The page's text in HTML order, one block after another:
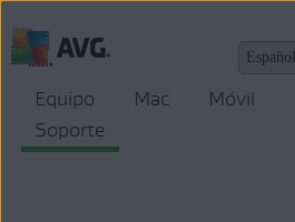
Equipo Mac Móvil
Soporte